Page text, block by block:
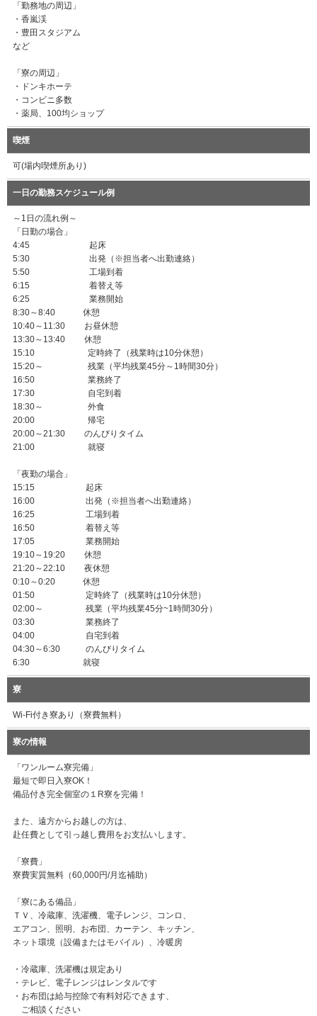
「勤務地の周辺」
・香嵐渓
・豊田スタジアム
など
「寮の周辺」
・ドンキホーテ
・コンビニ多数
・薬局、100均ショップ
喫煙
可(場内喫煙所あり)
一日の勤務スケジュール例
～1日の流れ例～
「日勤の場合」
4:45 起床
5:30 出発（※担当者へ出勤連絡）
5:50 工場到着
6:15 着替え等
6:25 業務開始
8:30～8:40 休憩
10:40～11:30 お昼休憩
13:30～13:40 休憩
15:10 定時終了（残業時は10分休憩）
15:20～ 残業（平均残業45分～1時間30分）
16:50 業務終了
17:30 自宅到着
18:30～ 外食
20:00 帰宅
20:00～21:30 のんびりタイム
21:00 就寝
「夜勤の場合」
15:15 起床
16:00 出発（※担当者へ出勤連絡）
16:25 工場到着
16:50 着替え等
17:05 業務開始
19:10～19:20 休憩
21:20～22:10 夜休憩
0:10～0:20 休憩
01:50 定時終了（残業時は10分休憩）
02:00～ 残業（平均残業45分~1時間30分）
03:30 業務終了
04:00 自宅到着
04:30～6:30 のんびりタイム
6:30 就寝
寮
Wi-Fi付き寮あり（寮費無料）
寮の情報
「ワンルーム寮完備」
最短で即日入寮OK！
備品付き完全個室の１R寮を完備！
また、遠方からお越しの方は、
赴任費として引っ越し費用をお支払いします。
「寮費」
寮費実質無料（60,000円/月迄補助）
「寮にある備品」
ＴＶ、冷蔵庫、洗濯機、電子レンジ、コンロ、
エアコン、照明、お布団、カーテン、キッチン、
ネット環境（設備またはモバイル）、冷暖房
・冷蔵庫、洗濯機は規定あり
・テレビ、電子レンジはレンタルです
・お布団は給与控除で有料対応できます、
ご相談ください